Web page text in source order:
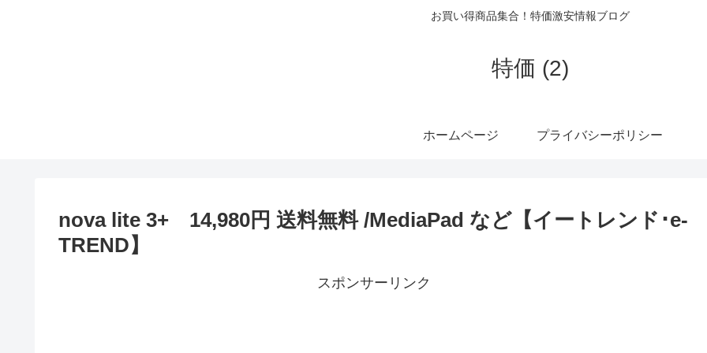
お買い得商品集合！特価激安情報ブログ
特価 (2)
ホームページ プライバシーポリシー
nova lite 3+ 14,980円 送料無料 /MediaPad など【イートレンド･e-
TREND】
スポンサーリンク